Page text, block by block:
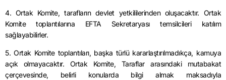
4. Ortak Komite, tarafların devlet yetkililerinden oluşacaktır. Ortak
Komite toplantılarına EFTA Sekretaryası temsilcileri katılım
sağlayabilirler.
5. Ortak Komite toplantıları, başka türlü kararlaştırılmadıkça, kamuya
açık olmayacaktır. Ortak Komite, Taraflar arasındaki mutabakat
çerçevesinde, belirli konularda bilgi almak maksadıyla